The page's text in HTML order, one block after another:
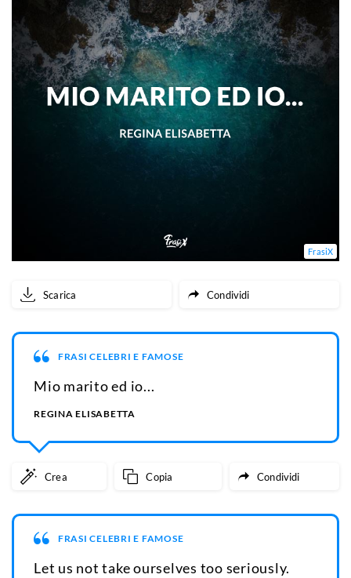
FrasiX
Scarica Condividi
FRASI CELEBRI E FAMOSE
Mio marito ed io...
REGINA ELISABETTA
Crea Copia Condividi
FRASI CELEBRI E FAMOSE
Let us not take ourselves too seriously.